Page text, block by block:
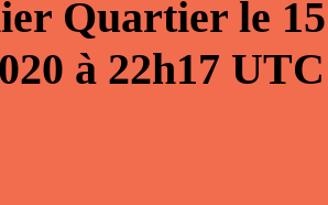
Quartierle 15
à 22h17 UTC